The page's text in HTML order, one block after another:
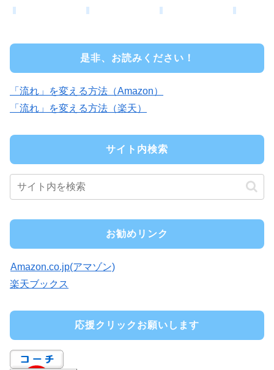
是非、お読みください！
「流れ」を変える方法（Amazon）
「流れ」を変える方法（楽天）
サイト内検索
お勧めリンク
Amazon.co.jp(アマゾン)
楽天ブックス
応援クリックお願いします